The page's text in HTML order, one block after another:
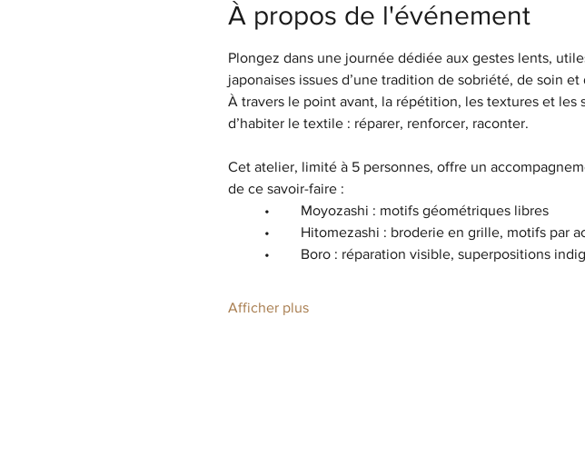
À propos de l'événement
Plongez dans une journée dédiée aux gestes lents,
japonaises issues d’une tradition de sobriété, de soin et
À travers le point avant, la répétition, les textures et
d’habiter le textile : réparer, renforcer, raconter.
Cet atelier, limité à 5 personnes, offre un
de ce savoir-faire :
	•	Moyozashi : motifs géométriques libres
•	Hitomezashi : broderie en grille, motifs par
•	Boro : réparation visible, superpositions
Afficher plus